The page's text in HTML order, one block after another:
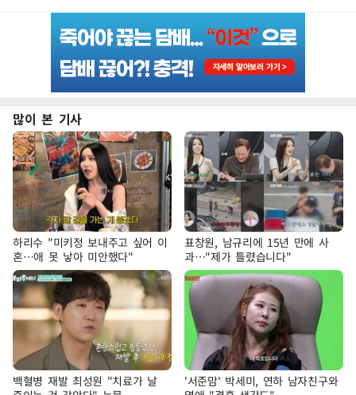
많이 본 기사
하리수 "미키정 보내주고 싶어 이
혼…애 못 낳아 미안했다"
표창원, 남규리에 15년 만에 사
과…"제가 틀렸습니다"
백혈병 재발 최성원 "치료가 날
'서준맘' 박세미, 연하 남자친구와